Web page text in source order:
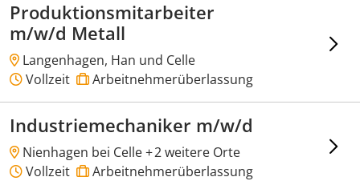
Produktionsmitarbeiter
m/w/d Metall
Langenhagen, Han und Celle
Vollzeit
Arbeitnehmerüberlassung
Industriemechaniker m/w/d
Nienhagen bei Celle +2 weitere Orte
Vollzeit
Arbeitnehmerüberlassung